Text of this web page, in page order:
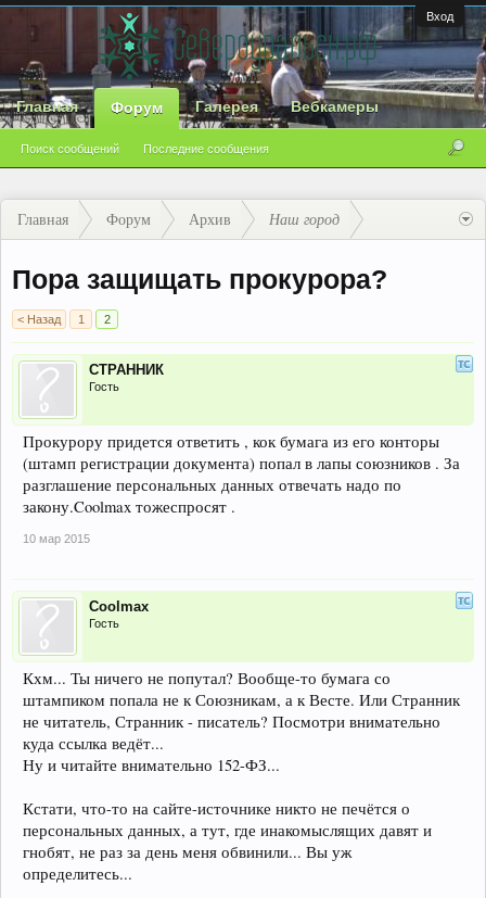
Вход
Главная Форум
Поиск сообщений Последние сообщения
Галерея Вебкамеры
Главная Форум Архив Наш город
Пора защищать прокурора?
< Назад 1 2
СТРАННИК
Гость
Прокурору придется ответить , кок бумага из его конторы
(штамп регистрации документа) попал в лапы союзников . За
разглашение персональных данных отвечать надо по
закону.Coolmax тожеспросят .
10 мар 2015
Coolmax
Гость
Кхм... Ты ничего не попутал? Вообще-то бумага со
штампиком попала не к Союзникам, а к Весте. Или Странник
не читатель, Странник - писатель? Посмотри внимательно
куда ссылка ведёт...
Ну и читайте внимательно 152-ФЗ...
Кстати, что-то на сайте-источнике никто не печётся о
персональных данных, а тут, где инакомыслящих давят и
гнобят, не раз за день меня обвинили... Вы уж
определитесь...